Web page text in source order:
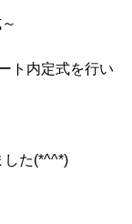
ト内定式を行い
した(*^^*)